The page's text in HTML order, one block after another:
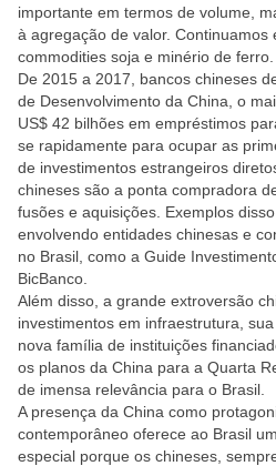
importante em termos de volume,
à agregação de valor. Continuamos
commodities soja e minério de ferro.
De 2015 a 2017, bancos chineses
de Desenvolvimento da China, o
US$ 42 bilhões em empréstimos
se rapidamente para ocupar as
de investimentos estrangeiros
chineses são a ponta compradora
fusões e aquisições. Exemplos
envolvendo entidades chinesas e
no Brasil, como a Guide
BicBanco.
Além disso, a grande extroversão
investimentos em infraestrutura,
nova família de instituições
os planos da China para a Quarta
de imensa relevância para o Brasil.
A presença da China como
contemporâneo oferece ao Brasil
especial porque os chineses,